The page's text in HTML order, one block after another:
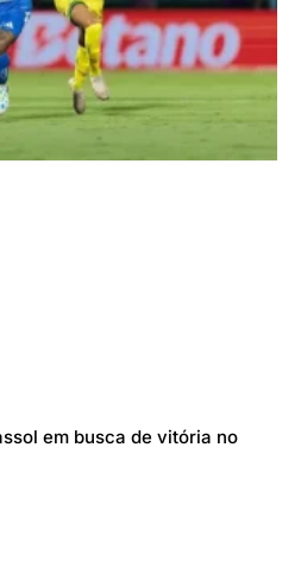
em busca de vitória no